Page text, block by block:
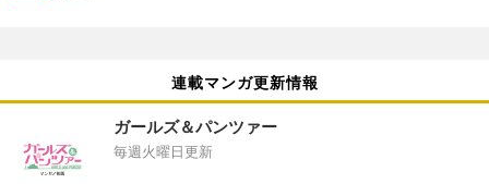
連載マンガ更新情報
ガールズ＆パンツァー
毎週火曜日更新